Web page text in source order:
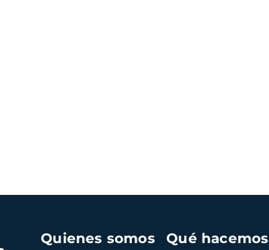
Navegación
Quienes somos Qué hacemos